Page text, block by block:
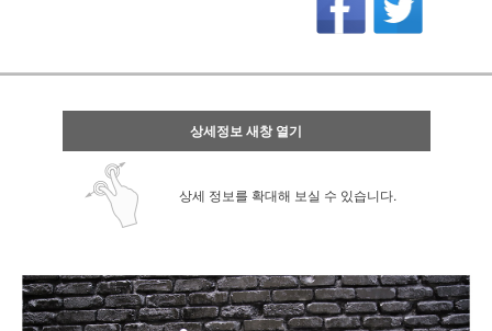
상세정보 새창 열기
상세 정보를 확대해 보실 수 있습니다.